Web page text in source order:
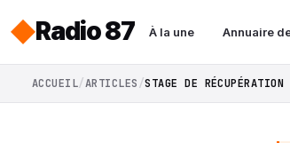
Radio 87 À la une Annuaire
ACCUEIL ARTICLES STAGE DE